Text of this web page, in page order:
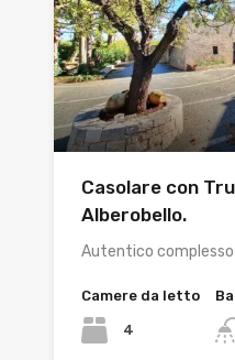
Casolare con
Alberobello.
Autentico complesso
Camere da letto
4